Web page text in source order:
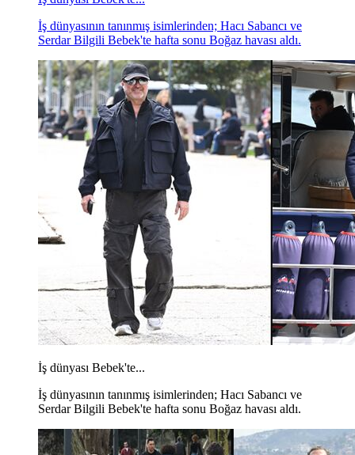
İş dünyasının tanınmış isimlerinden; Hacı Sabancı ve
Serdar Bilgili Bebek'te hafta sonu Boğaz havası aldı.
İş dünyası Bebek'te...
İş dünyasının tanınmış isimlerinden; Hacı Sabancı ve
Serdar Bilgili Bebek'te hafta sonu Boğaz havası aldı.